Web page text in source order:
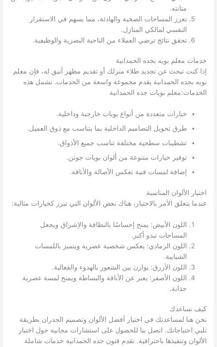
متانته.
تعزز المساحات الصحية والهادئة، مما يسهم في الاستقرار
النفسي لمالكي المنازل.
تحقق نتائج ترضي العملاء من الناحية البصرية والوظيفية.
خدمات معلم بويه بجده الحمدانية
إذا كنت تبحث عن تجديد طلاء منزلك أو تقديم مظهر أنيق له، فإن معلم
بويه بجده الحمدانية يقدم مجموعة واسعة من الخدمات. تشمل هذه
الخدمات:معلم بويات جده الحمدانية
خيارات متعددة من أنواع بويات خارجية وداخلية.
طرق تحويل التصاميم الداخلية بما يتناسب مع ذوق العميل.
تشطيبات سطحية مختلفة تناسب جميع الأذواق.
توفير خيارات متنوعة من ألوان بويات جوتن.
إضافة لمسات فنية تعكس الأصالة والأناقة.
اختيار الألوان المناسبة
عندما يتعلق الأمر بالاختيار، هناك بعض الألوان التي تبرز كخيارات مثالية:
اللون الأبيض: يمنح إحساسًا بالنظافة والإشراق ويجعل
المساحات تبدو أكبر.
اللون الرمادي: يعكس شخصية عصرية ويتميز باللمسات
الشبابية.
اللون الأزرق: يوازن بين الشعور بالهدوء والفعالية.
اللون الأصفر: يعبر عن الأناقة والبساطة ويمنح لمسة عصرية
جذابة.
كيف نساعدك
نحن هنا لمساعدتك في اختيار أفضل الألوان وتصميم الجدران بطريقة
تلبي احتياجاتك. اتصل بنا للحصول على استشارات مجانية حول اختيار
الألوان وتنفيذها باحترافية. تقدم فنون جده الحمدانية خدمات شاملة